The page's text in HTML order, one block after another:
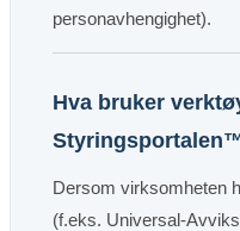
personavhengighet).
Hva bruker
Dersom virksomheten
(f.eks. Universal-